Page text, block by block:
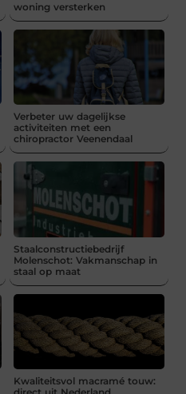
woning versterken
Verbeter uw dagelijkse
activiteiten met een
chiropractor Veenendaal
Staalconstructiebedrijf
Molenschot: Vakmanschap in
staal op maat
Kwaliteitsvol macramé touw: